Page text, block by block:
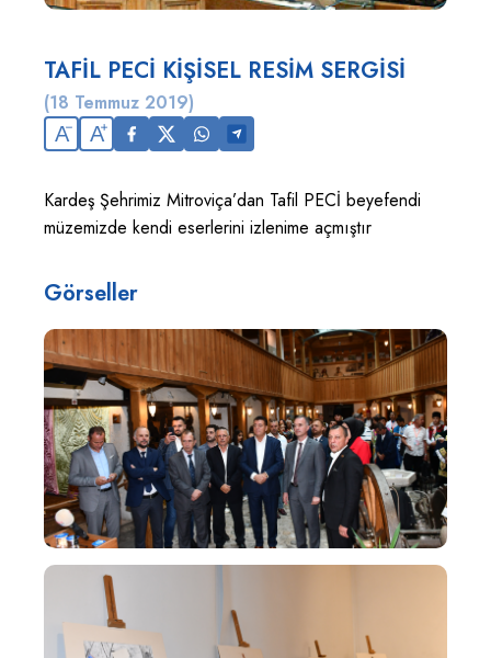
TAFİL PECİ KİŞİSEL RESİM SERGİSİ
(18 Temmuz 2019)
A A
Kardeş Şehrimiz Mitroviça’dan Tafil PECİ beyefendi
müzemizde kendi eserlerini izlenime açmıştır
Görseller